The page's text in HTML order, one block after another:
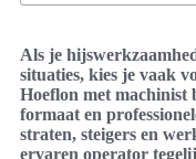
Als je
situaties, kies je vaak
Hoeflon met machinist
formaat en
straten, steigers en
ervaren operator